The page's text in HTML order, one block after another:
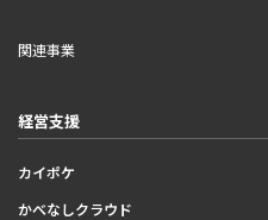
関連事業
経営支援
カイポケ
かべなしクラウド